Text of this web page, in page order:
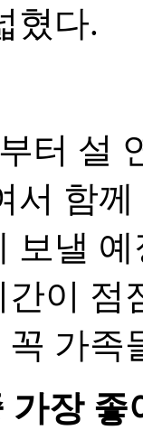
혔다.
터 설
서 함
보낼
이 점
가족
가장 좋